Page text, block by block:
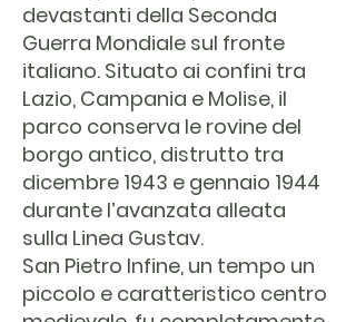
devastanti della Seconda
Guerra Mondiale sul fronte
italiano. Situato ai confini tra
Lazio, Campania e Molise, il
parco conserva le rovine del
borgo antico, distrutto tra
dicembre 1943 e gennaio 1944
durante l’avanzata alleata
sulla Linea Gustav.
San Pietro Infine, un tempo un
piccolo e caratteristico centro